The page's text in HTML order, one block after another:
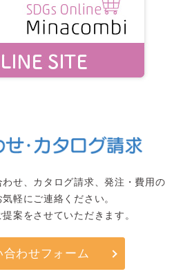
せ、カタログ請求、発注・費用の
軽にご連絡ください。
案をさせていただきます。
合わせフォーム